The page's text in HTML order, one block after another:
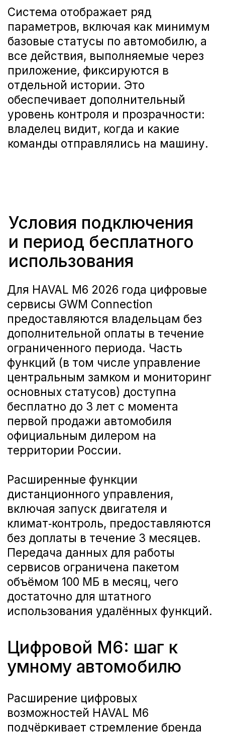
эксплуатации.
Благодаря комплексу GWM
Connection HAVAL M6 становится
частью цифровой экосистемы
владельца: автомобиль всегда «под
рукой», даже когда он находится на
расстоянии. Оформить покупку и
узнать подробности о доступности
сервисов для конкретных
автомобилей HAVAL M6 2026 года вы
можете у нашего дилерского центра
Haval А-Драйв.
Оставьте заявку, чтобы пройти
тест-драйв любого автомобиля
Haval
Читайте также: